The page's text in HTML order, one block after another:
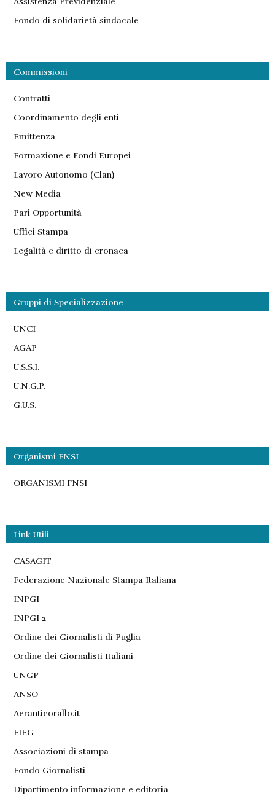
Fondo di solidarietà sindacale
Commissioni
Contratti
Coordinamento degli enti
Emittenza
Formazione e Fondi Europei
Lavoro Autonomo (Clan)
New Media
Pari Opportunità
Uffici Stampa
Legalità e diritto di cronaca
Gruppi di Specializzazione
UNCI
AGAP
U.S.S.I.
U.N.G.P.
G.U.S.
Organismi FNSI
ORGANISMI FNSI
Link Utili
CASAGIT
Federazione Nazionale Stampa Italiana
INPGI
INPGI 2
Ordine dei Giornalisti di Puglia
Ordine dei Giornalisti Italiani
UNGP
ANSO
Aeranticorallo.it
FIEG
Associazioni di stampa
Fondo Giornalisti
Dipartimento informazione e editoria